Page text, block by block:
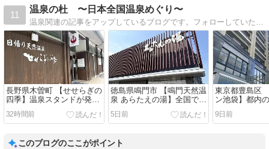
11
温泉の杜 〜日本全国温泉めぐり〜
温泉関連の記事をアップしているブログです。フォローしていただければ嬉しいですので、よろしくお願いいたします。
長野県木曽町 【せせらぎの
四季】温泉スタンドが発祥
の施設
32時間前
徳島県鳴門市 【鳴門天然温
泉 あらたえの湯】全国でも
珍しい競艇場の温泉
5日前
東京都豊島区
ン池袋】都内
テルの黒湯
9日前
このブログのここがポイント